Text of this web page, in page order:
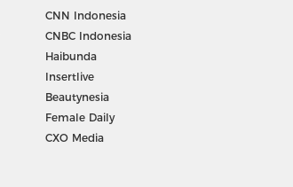
CNN Indonesia
CNBC Indonesia
Haibunda
Insertlive
Beautynesia
Female Daily
CXO Media